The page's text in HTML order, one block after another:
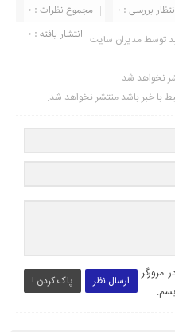
مجموع نظرات : 0
بررسی : 0
انتشار یافته : 0 توسط مدیران سایت
نخواهد شد.
با خبر باشد منتشر نخواهد شد.
ارسال نظر پاک کردن !
مرورگر